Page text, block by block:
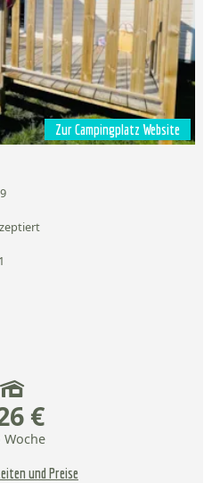
Zur Campingplatz Website
€
Woche
und Preise